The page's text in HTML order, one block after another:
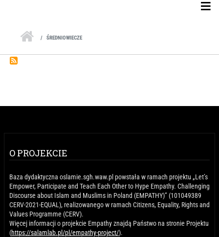
ŚREDNIOWIECZE
O PROJEKCIE
Baza dydaktyczna oslamie.sgh.waw.pl powstała w ramach projektu „Let’s
Empower, Participate and Teach Each Other to Hype Empathy. Challenging
Discourse about Islam and Muslims in Poland (EMPATHY)” (101049389
CERV-2021-EQUAL), realizowanego w ramach Citizens, Equality, Rights and
Values Programme (CERV).
Więcej informacji o projekcie Empathy znajdą Państwo na stronie Projektu
(https://salamlab.pl/pl/empathy-project/).